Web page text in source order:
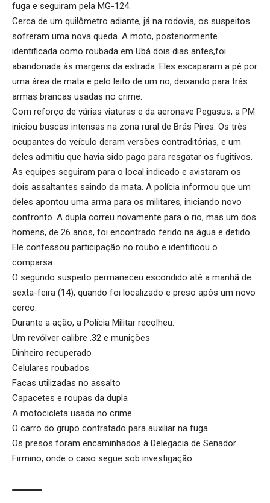
fuga e seguiram pela MG-124.
Cerca de um quilômetro adiante, já na rodovia, os suspeitos
sofreram uma nova queda. A moto, posteriormente
identificada como roubada em Ubá dois dias antes,foi
abandonada às margens da estrada. Eles escaparam a pé por
uma área de mata e pelo leito de um rio, deixando para trás
armas brancas usadas no crime.
Com reforço de várias viaturas e da aeronave Pegasus, a PM
iniciou buscas intensas na zona rural de Brás Pires. Os três
ocupantes do veículo deram versões contraditórias, e um
deles admitiu que havia sido pago para resgatar os fugitivos.
As equipes seguiram para o local indicado e avistaram os
dois assaltantes saindo da mata. A polícia informou que um
deles apontou uma arma para os militares, iniciando novo
confronto. A dupla correu novamente para o rio, mas um dos
homens, de 26 anos, foi encontrado ferido na água e detido.
Ele confessou participação no roubo e identificou o
comparsa.
O segundo suspeito permaneceu escondido até a manhã de
sexta-feira (14), quando foi localizado e preso após um novo
cerco.
Durante a ação, a Polícia Militar recolheu:
Um revólver calibre .32 e munições
Dinheiro recuperado
Celulares roubados
Facas utilizadas no assalto
Capacetes e roupas da dupla
A motocicleta usada no crime
O carro do grupo contratado para auxiliar na fuga
Os presos foram encaminhados à Delegacia de Senador
Firmino, onde o caso segue sob investigação.